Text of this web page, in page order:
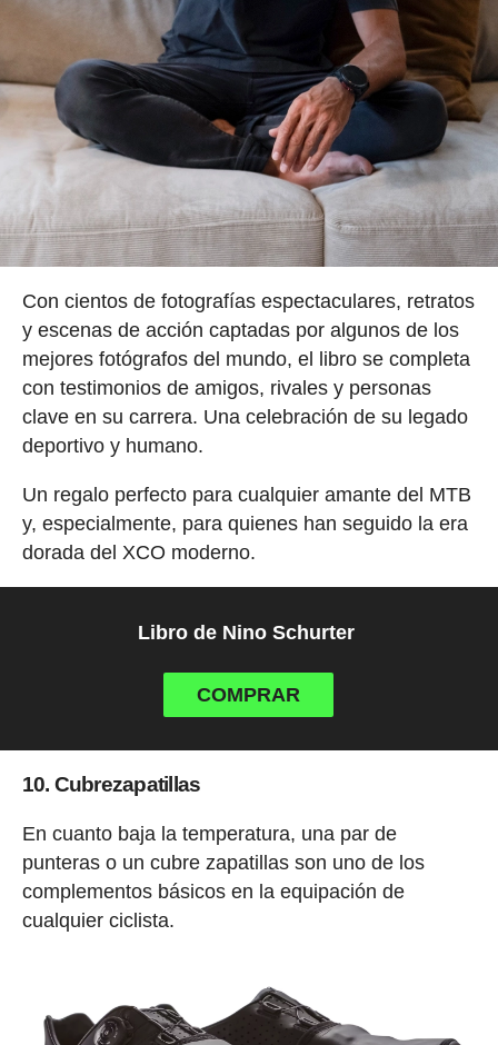
Con cientos de fotografías espectaculares, retratos
y escenas de acción captadas por algunos de los
mejores fotógrafos del mundo, el libro se completa
con testimonios de amigos, rivales y personas
clave en su carrera. Una celebración de su legado
deportivo y humano.
Un regalo perfecto para cualquier amante del MTB
y, especialmente, para quienes han seguido la era
dorada del XCO moderno.
Libro de Nino Schurter
COMPRAR
10. Cubrezapatillas
En cuanto baja la temperatura, una par de
punteras o un cubre zapatillas son uno de los
complementos básicos en la equipación de
cualquier ciclista.